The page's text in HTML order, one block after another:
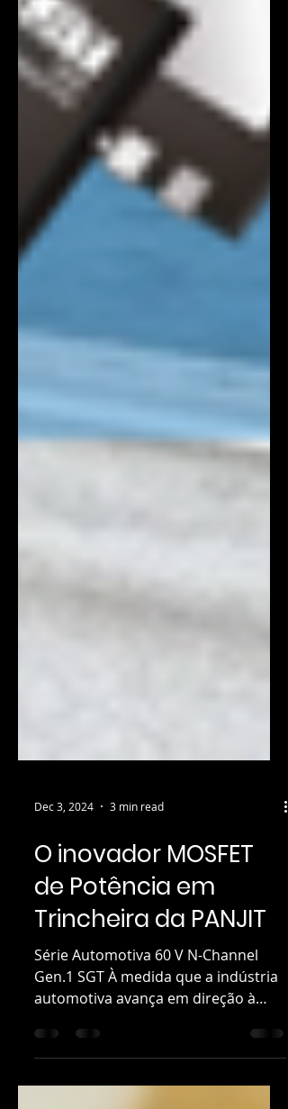
Dec 3, 2024 3 min read
O inovador MOSFET
de Potência em
Trincheira da PANJIT
Série Automotiva 60 V N-Channel
automotiva avança em direção à
inteligência e sistemas...